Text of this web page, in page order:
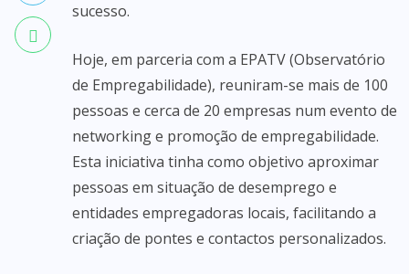
sucesso.
Hoje, em parceria com a EPATV (Observatório
de Empregabilidade), reuniram-se mais de 100
pessoas e cerca de 20 empresas num evento de
networking e promoção de empregabilidade.
Esta iniciativa tinha como objetivo aproximar
pessoas em situação de desemprego e
entidades empregadoras locais, facilitando a
criação de pontes e contactos personalizados.